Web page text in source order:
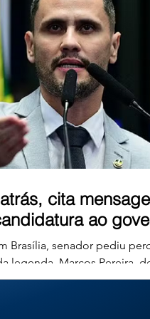
de um
que as
cita
ao
Brasília, senador pediu
legenda, Marcos Pereira,
negativa. Uma reviravolta